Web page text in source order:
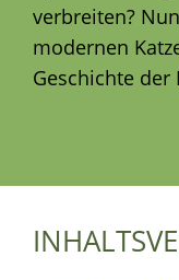
verbreiten?
modernen
Geschichte der